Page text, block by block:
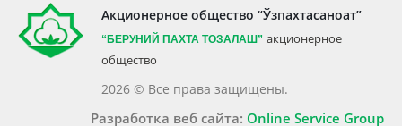
Акционерное общество “Ўзпахтасаноат”
“БЕРУНИЙ ПАХТА ТОЗАЛАШ” акционерное
общество
2026 © Все права защищены.
Разработка веб сайта: Online Service Group